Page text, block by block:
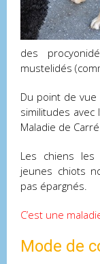
des
mustelidés
Du point de
similitudes
Maladie de
Les chiens
jeunes chiots
pas épargnés.
C’est une
Mode de